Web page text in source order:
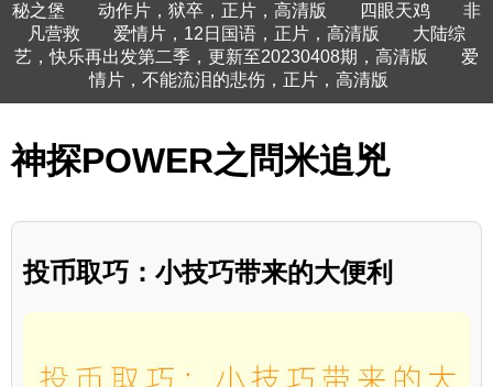
秘之堡
动作片，狱卒，正片，高清版 四眼天鸡
非
凡营救
爱情片，12日国语，正片，高清版
大陆综
艺，快乐再出发第二季，更新至20230408期，高清版
爱
情片，不能流泪的悲伤，正片，高清版
神探POWER之問米追兇
投币取巧：小技巧带来的大便利